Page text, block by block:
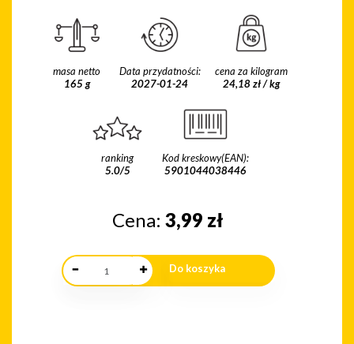
masa netto
165 g
Data przydatności:
2027-01-24
cena za kilogram
24,18 zł / kg
ranking
5.0/5
Kod kreskowy(EAN):
5901044038446
Cena: 3,99 zł